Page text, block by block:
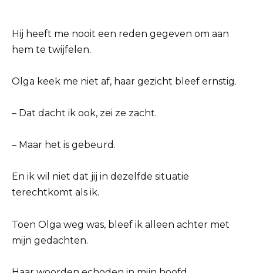
Hij heeft me nooit een reden gegeven om aan
hem te twijfelen.
Olga keek me niet af, haar gezicht bleef ernstig.
– Dat dacht ik ook, zei ze zacht.
– Maar het is gebeurd.
En ik wil niet dat jij in dezelfde situatie
terechtkomt als ik.
Toen Olga weg was, bleef ik alleen achter met
mijn gedachten.